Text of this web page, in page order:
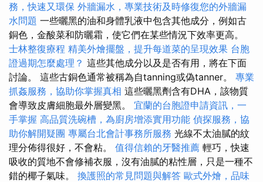
務，快速又環保 外牆漏水，專業技術及時修復您的外牆漏
水問題 一些曬黑的油和身體乳液中包含其他成分，例如古
銅色，金酸菜和防曬霜，使它們在某些情況下效率更高。
士林整復療程 精美外燴擺盤，提升每道菜的呈現效果 台胞
證過期怎麼處理？ 這些其他成分以及是否有用，將在下面
討論。 這些古銅色通常被稱為自tanning或偽tanner。 專業
抓姦服務，協助你掌握真相 這些曬黑劑含有DHA，該物質
會導致皮膚細胞最外層變黑。 宜蘭的台胞證申請資訊，一
手掌握 高品質洗碗槽，為廚房增添實用功能 偵探服務，協
助你解開疑團 專屬台北會計事務所服務 光線不太油膩的紋
理分佈得很好，不會粘。 值得信賴的牙醫推薦 輕巧，快速
吸收的質地不會修補衣服，沒有油膩的粘性層，只是一種不
錯的椰子氣味。 換護照的常見問題與解答 歐式外燴，品味